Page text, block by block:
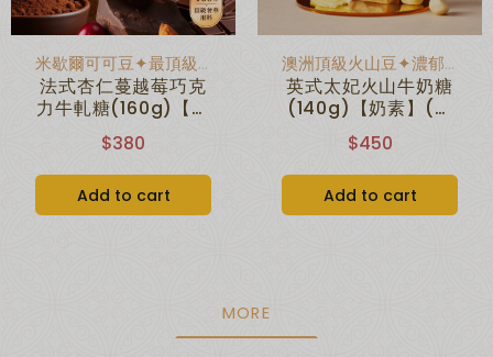
米歇爾可可豆✦最頂級奢華用料
法式杏仁蔓越莓巧克
力牛軋糖(160g)【奶
蛋素】(無附提袋)
$380
Add to cart
澳洲頂級火山豆✦濃郁的焦糖香氣
英式太妃火山牛奶糖
(140g)【奶素】(無
附提袋)
$450
Add to cart
MORE